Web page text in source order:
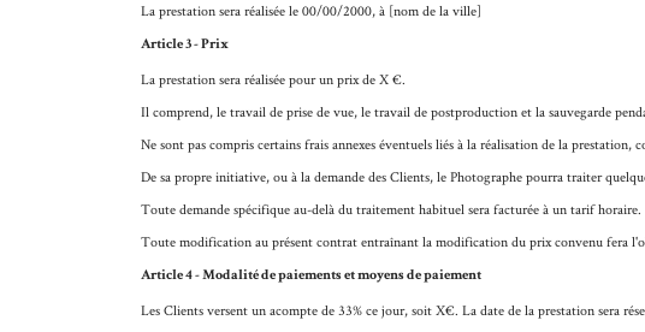
La prestation sera réalisée le 00/00/2000, à [nom de la ville]
Article 3 - Prix
La prestation sera réalisée pour un prix de X €.
Il comprend, le travail de prise de vue, le travail de postproduction et la sauvegarde
Ne sont pas compris certains frais annexes éventuels liés à la réalisation de la
De sa propre initiative, ou à la demande des Clients, le Photographe pourra traiter
Toute demande spécifique au-delà du traitement habituel sera facturée à un tarif horaire.
Toute modification au présent contrat entraînant la modification du prix convenu fera
Article 4 - Modalité de paiements et moyens de paiement
Les Clients versent un acompte de 33% ce jour, soit X€. La date de la prestation sera